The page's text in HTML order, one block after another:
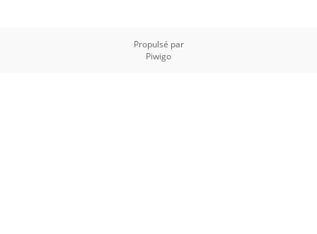
Propulsé par
Piwigo